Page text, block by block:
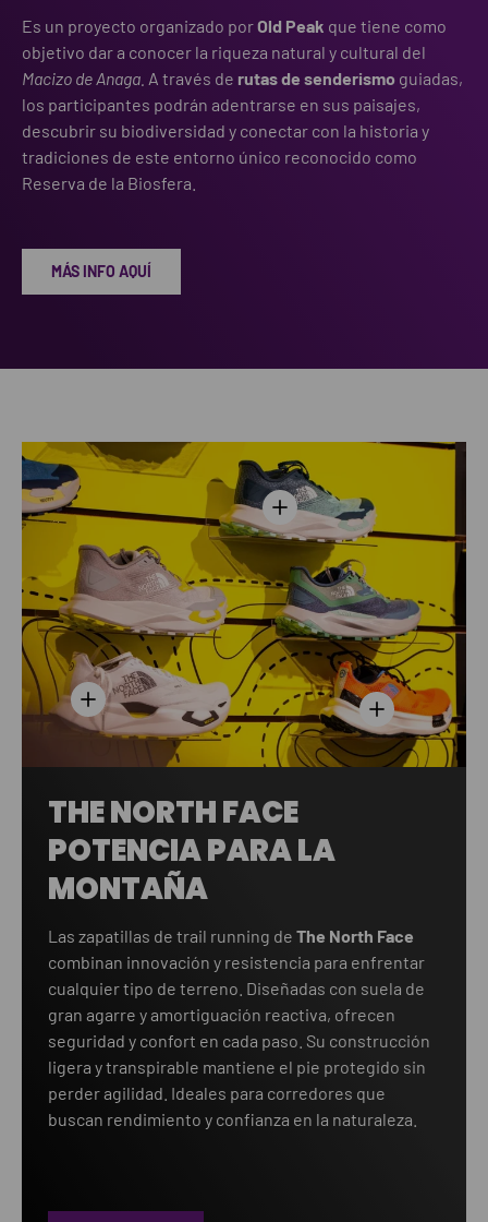
Es un proyecto organizado porOld Peak que tiene como
objetivo dar a conocer la riqueza natural y cultural del
Macizo de Anaga. A través de rutas de senderismo guiadas,
los participantes podrán adentrarse en sus paisajes,
descubrir su biodiversidad y conectar con la historia y
tradiciones de este entorno único reconocido como
Reserva de la Biosfera.
MÁS INFO AQUÍ
Ver información
Ver información
Ver información
THE NORTH FACE
POTENCIA PARA LA
MONTAÑA
Las zapatillas de trail running de The North Face
combinan innovación y resistencia para enfrentar
cualquier tipo de terreno. Diseñadas con suela de
gran agarre y amortiguación reactiva, ofrecen
seguridad y confort en cada paso. Su construcción
ligera y transpirable mantiene el pie protegido sin
perder agilidad. Ideales para corredores que
buscan rendimiento y confianza en la naturaleza.